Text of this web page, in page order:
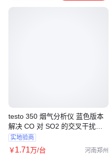
testo 350 烟气分析仪 蓝色版本
解决 CO 对 SO2 的交叉干扰问
题实地验商
￥1.71万/台 河南郑州